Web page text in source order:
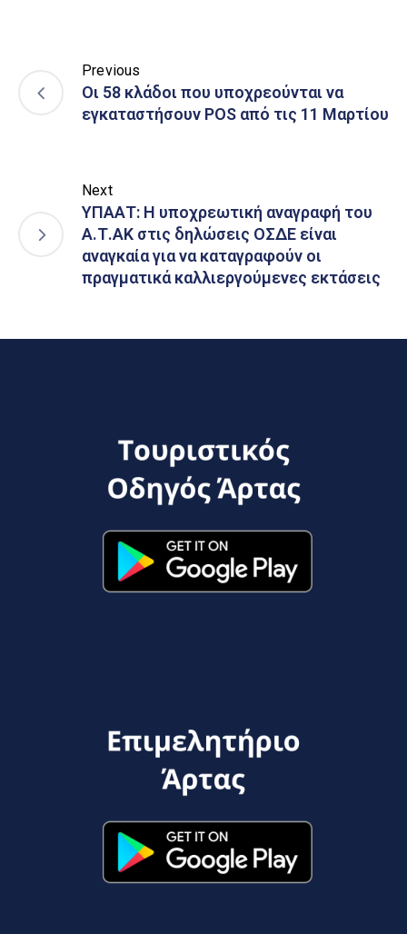
Previous
Οι 58 κλάδοι που υποχρεούνται να
εγκαταστήσουν POS από τις 11 Μαρτίου
Next
ΥΠΑΑΤ: Η υποχρεωτική αναγραφή του
Α.Τ.ΑΚ στις δηλώσεις ΟΣΔΕ είναι
αναγκαία για να καταγραφούν οι
πραγματικά καλλιεργούμενες εκτάσεις